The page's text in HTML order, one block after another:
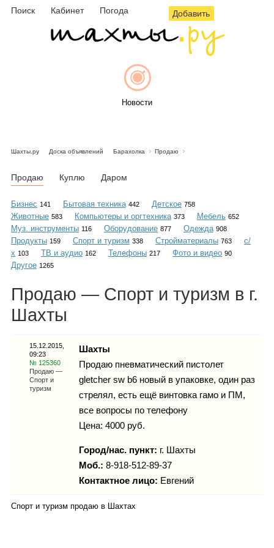
Поиск Кабинет Погода Добавить
Новости
Объявления
Гороскоп
Карты
Фотогалерея
Шахты.ру Доска объявлений Барахолка Продаю
Продаю Куплю Даром
Бизнес 141 Бытовая техника 442 Детское 758
Животные 583 Компьютеры и оргтехника 373 Мебель 652
Муз. инструменты 116 Оборудование 877 Одежда 908
Продукты 159 Спорт и туризм 338 Стройматериалы 763
с/
х 103 ТВ и аудио 162 Телефоны 217 Фото и видео 90
Другое 1265
Продаю — Спорт и туризм в г.
Шахты
15.12.2015,
09:23
№ 125360
Продаю —
Спорт и
туризм
Шахты
Продаю пневматический пистолет
gletcher sw b6 новый в упаковке, один раз
стрелял, есть ещё винтовка гамо и ПМ,
все вопросы по телефону
Цена: 4000 руб.
Город/нас. пункт: г. Шахты
Моб.: 8-918-512-89-37
Контактное лицо: Евгений
Спорт и туризм продаю в Шахтах